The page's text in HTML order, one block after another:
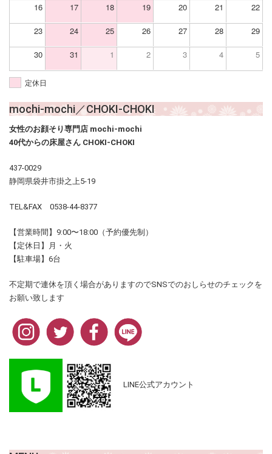
16 17 18 19 20 21 22
23 24 25 26 27 28 29
30 31 1 2 3 4 5
定休日
mochi-mochi／CHOKI-CHOKI
女性のお顔そり専門店 mochi-mochi
40代からの床屋さん CHOKI-CHOKI
437-0029
静岡県袋井市掛之上5-19
TEL&FAX 0538-44-8377
【営業時間】9:00〜18:00（予約優先制）
【定休日】月・火
【駐車場】6台
不定期で連休を頂く場合がありますのでSNSでのおしらせのチェックを
お願い致します
LINE公式アカウント